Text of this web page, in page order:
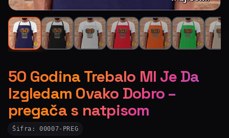
50 Godina Trebalo MI Je Da
Izgledam Ovako Dobro –
pregača s natpisom
Šifra:00007-PREG